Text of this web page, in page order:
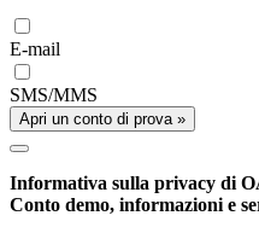
E-mail
SMS/MMS
Apri un conto di prova »
Informativa sulla privacy di
Conto demo, informazioni e